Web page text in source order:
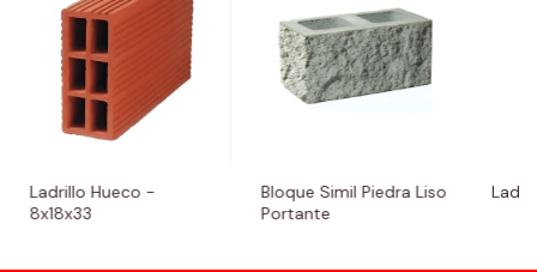
Ladrillo Hueco -
8x18x33
Bloque Simil Piedra Liso
Portante